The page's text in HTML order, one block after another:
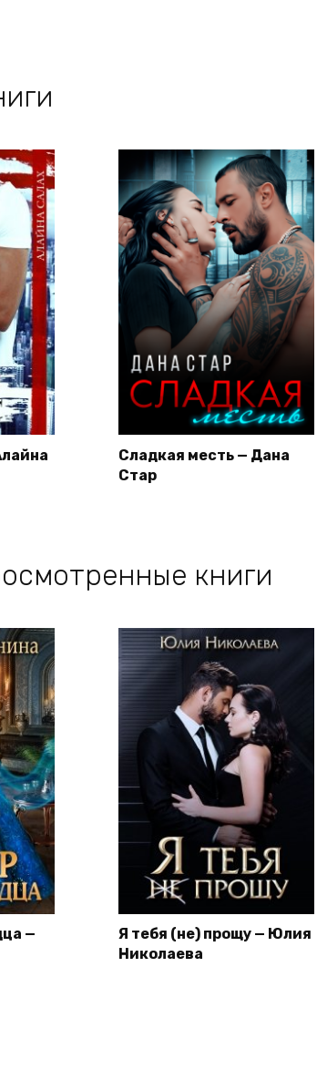
Сладкая месть — Дана
Стар
книги
—
Я тебя (не) прощу — Юлия
Николаева